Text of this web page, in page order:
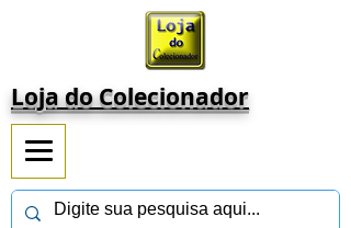
Loja do Colecionador